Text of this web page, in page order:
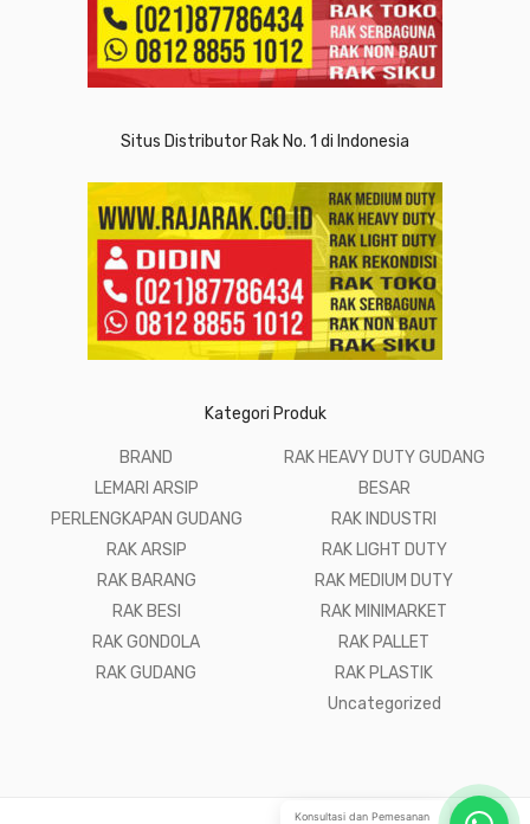
Situs Distributor Rak No. 1 di Indonesia
Kategori Produk
BRAND
LEMARI ARSIP
PERLENGKAPAN GUDANG
RAK ARSIP
RAK BARANG
RAK BESI
RAK GONDOLA
RAK GUDANG
RAK HEAVY DUTY GUDANG
BESAR
RAK INDUSTRI
RAK LIGHT DUTY
RAK MEDIUM DUTY
RAK MINIMARKET
RAK PALLET
RAK PLASTIK
Uncategorized
Konsultasi dan Pemesanan